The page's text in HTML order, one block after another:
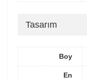
Tasarım
Boy
En